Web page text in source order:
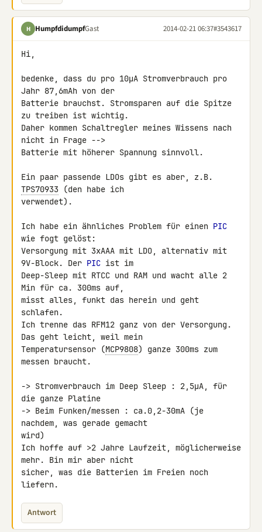
H HumpfdidumpfGast 2014-02-21 06:37#3543617
Hi,
bedenke, dass du pro 10µA Stromverbrauch pro
Jahr 87,6mAh von der
Batterie brauchst. Stromsparen auf die Spitze
zu treiben ist wichtig.
Daher kommen Schaltregler meines Wissens nach
nicht in Frage -->
Batterie mit höherer Spannung sinnvoll.
TPS70933 (den habe ich
verwendet).
Ich habe ein ähnliches Problem für einen PIC
wie fogt gelöst:
Versorgung mit 3xAAA mit LDO, alternativ mit
9V-Block. Der PIC ist im
Deep-Sleep mit RTCC und RAM und wacht alle 2
Min für ca. 300ms auf,
misst alles, funkt das herein und geht
schlafen.
Ich trenne das RFM12 ganz von der Versorgung.
Das geht leicht, weil mein
Temperatursensor (MCP9808) ganze 300ms zum
messen braucht.
-> Stromverbrauch im Deep Sleep : 2,5µA, für
die ganze Platine
-> Beim Funken/messen : ca.0,2-30mA (je
nachdem, was gerade gemacht
wird)
Ich hoffe auf >2 Jahre Laufzeit, möglicherweise
mehr. Bin mir aber nicht
sicher, was die Batterien im Freien noch
liefern.
Antwort